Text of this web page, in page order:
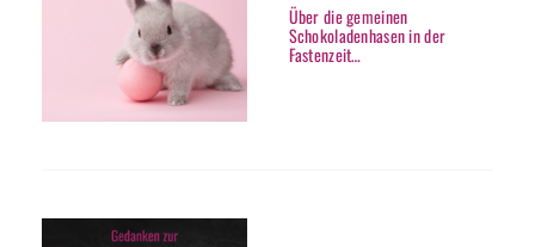
ON
Über die gemeinen
Schokoladenhasen in der
Fastenzeit…